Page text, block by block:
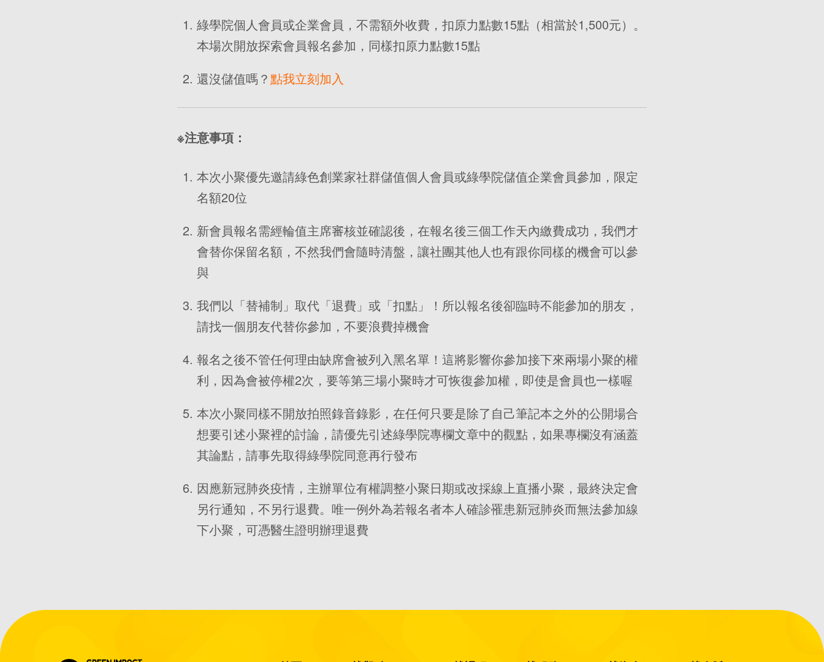
綠學院個人會員或企業會員，不需額外收費，扣原力點數15點（相當於1,500元）。
本場次開放探索會員報名參加，同樣扣原力點數15點
還沒儲值嗎？點我立刻加入
※注意事項：
本次小聚優先邀請綠色創業家社群儲值個人會員或綠學院儲值企業會員參加，限定
名額20位
新會員報名需經輪值主席審核並確認後，在報名後三個工作天內繳費成功，我們才
會替你保留名額，不然我們會隨時清盤，讓社團其他人也有跟你同樣的機會可以參
與
我們以「替補制」取代「退費」或「扣點」！所以報名後卻臨時不能參加的朋友，
請找一個朋友代替你參加，不要浪費掉機會
報名之後不管任何理由缺席會被列入黑名單！這將影響你參加接下來兩場小聚的權
利，因為會被停權2次，要等第三場小聚時才可恢復參加權，即使是會員也一樣喔
本次小聚同樣不開放拍照錄音錄影，在任何只要是除了自己筆記本之外的公開場合
想要引述小聚裡的討論，請優先引述綠學院專欄文章中的觀點，如果專欄沒有涵蓋
其論點，請事先取得綠學院同意再行發布
因應新冠肺炎疫情，主辦單位有權調整小聚日期或改採線上直播小聚，最終決定會
另行通知，不另行退費。唯一例外為若報名者本人確診罹患新冠肺炎而無法參加線
下小聚，可憑醫生證明辦理退費